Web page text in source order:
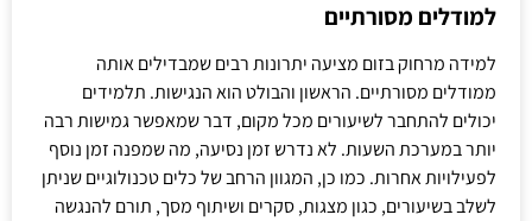
למודלים מסורתיים
למידה מרחוק בזום מציעה יתרונות רבים שמבדילים אותה
ממודלים מסורתיים. הראשון והבולט הוא הנגישות. תלמידים
יכולים להתחבר לשיעורים מכל מקום, דבר שמאפשר גמישות רבה
יותר במערכת השעות. לא נדרש זמן נסיעה, מה שמפנה זמן נוסף
לפעילויות אחרות. כמו כן, המגוון הרחב של כלים טכנולוגיים שניתן
לשלב בשיעורים, כגון מצגות, סקרים ושיתוף מסך, תורם להנגשה